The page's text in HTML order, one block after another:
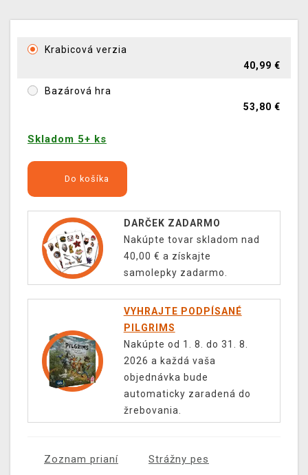
Krabicová verzia
40,99 €
Bazárová hra
53,80 €
Skladom 5+ ks
Do košíka
DARČEK ZADARMO
Nakúpte tovar skladom nad
40,00 € a získajte
samolepky zadarmo.
VYHRAJTE PODPÍSANÉ
PILGRIMS
Nakúpte od 1. 8. do 31. 8.
2026 a každá vaša
objednávka bude
automaticky zaradená do
žrebovania.
Zoznam prianí Strážny pes